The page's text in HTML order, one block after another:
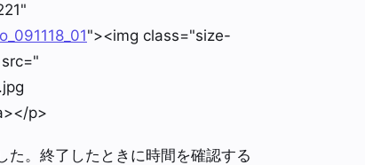
"><img class="size-
p>
。終了したときに時間を確認する